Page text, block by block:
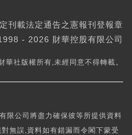
刊載法定通告之憲報刊登報章
- 2026 財華控股有限公司
華社版權所有,未經同意不得轉載。
限公司將盡力確保彼等所提供資料
無誤,資料如有錯漏而令閣下蒙受